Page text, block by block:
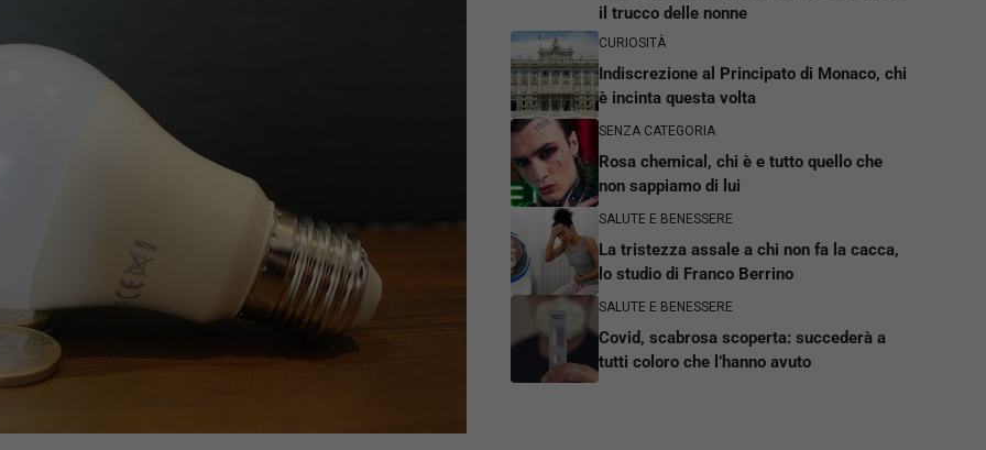
il trucco delle nonne
CURIOSITÀ
Indiscrezione al Principato di Monaco, chi
è incinta questa volta
SENZA CATEGORIA
Rosa chemical, chi è e tutto quello che
non sappiamo di lui
SALUTE E BENESSERE
La tristezza assale a chi non fa la cacca,
lo studio di Franco Berrino
SALUTE E BENESSERE
Covid, scabrosa scoperta: succederà a
tutti coloro che l’hanno avuto